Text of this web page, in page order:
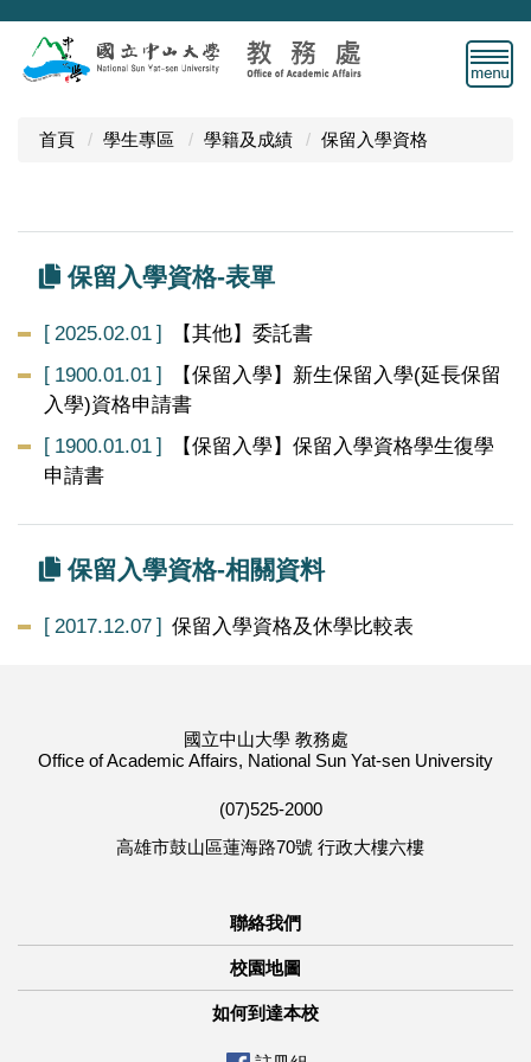
跳
主
首頁 學生專區 學籍及成績 保留入學資格
保留入學資格-表單
2025.02.01 【其他】委託書
1900.01.01
【保留入學】新生保留入學(延長保留
入學)資格申請書
1900.01.01
【保留入學】保留入學資格學生復學
申請書
保留入學資格-相關資料
2017.12.07 保留入學資格及休學比較表
國立中山大學 教務處
Office of Academic Affairs, National Sun Yat-sen University
(07)525-2000
高雄市鼓山區蓮海路70號 行政大樓六樓
聯絡我們
校園地圖
如何到達本校